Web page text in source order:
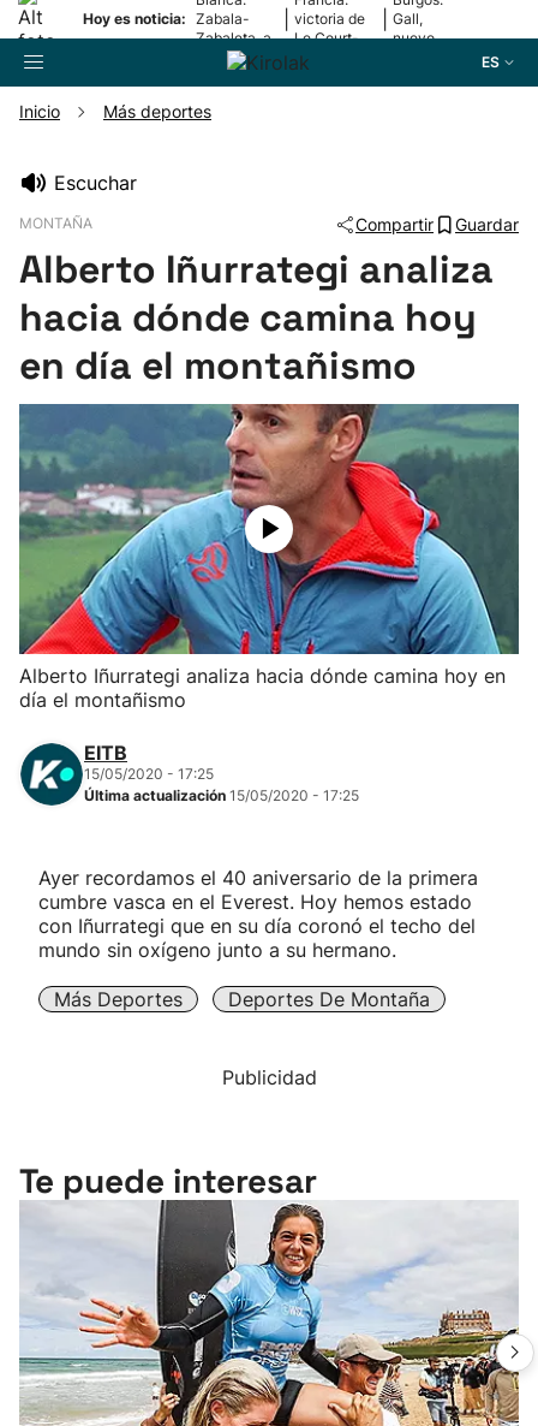
Hoy es noticia: Zabala-
Zabaleta, a
la final
victoria de
Le Court-
Pienaar
Gall,
nuevo
ES
Pelota
Remo
Baloncesto
Ciclismo
Herri-kirolak
Balonmano
Kirolak 360
Atletismo
Más deportes
Inicio Más deportes
Escuchar
MONTAÑA Compartir Guardar
Alberto Iñurrategi analiza
hacia dónde camina hoy
en día el montañismo
Alberto Iñurrategi analiza hacia dónde camina hoy en
día el montañismo
EITB
15/05/2020 - 17:25
Última actualización 15/05/2020 - 17:25
Ayer recordamos el 40 aniversario de la primera
cumbre vasca en el Everest. Hoy hemos estado
con Iñurrategi que en su día coronó el techo del
mundo sin oxígeno junto a su hermano.
Más Deportes Deportes De Montaña
Publicidad
Te puede interesar